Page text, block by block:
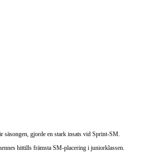
gjorde en stark insats vid Sprint-SM.
hittills främsta SM-placering i juniorklassen.